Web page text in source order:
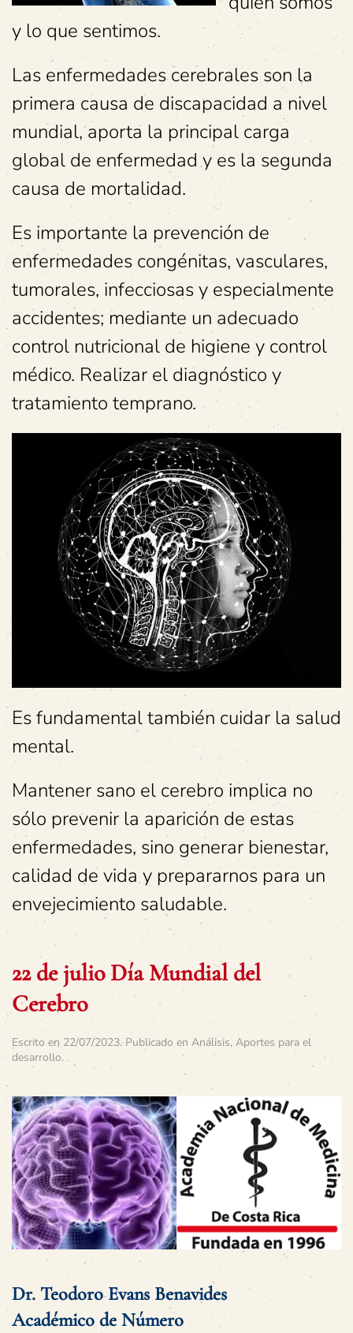
y lo que sentimos.
Las enfermedades cerebrales son la
primera causa de discapacidad a nivel
mundial, aporta la principal carga
global de enfermedad y es la segunda
causa de mortalidad.
Es importante la prevención de
enfermedades congénitas, vasculares,
tumorales, infecciosas y especialmente
accidentes; mediante un adecuado
control nutricional de higiene y control
médico. Realizar el diagnóstico y
tratamiento temprano.
Es fundamental también cuidar la salud
mental.
Mantener sano el cerebro implica no
sólo prevenir la aparición de estas
enfermedades, sino generar bienestar,
calidad de vida y prepararnos para un
envejecimiento saludable.
22 de julio Día Mundial del
Cerebro
Escrito en 22/07/2023. Publicado en Análisis, Aportes para el
desarrollo.
Dr. Teodoro Evans Benavides
Académico de Número